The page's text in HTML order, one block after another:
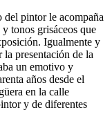
del pintor le acompaña
tonos grisáceos que
Igualmente y
la presentación de la
un emotivo y
años desde el
en la calle
y de diferentes